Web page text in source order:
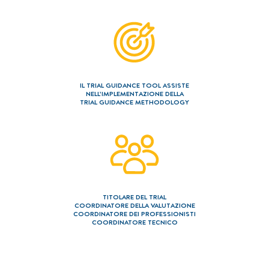
Note
IL TRIAL GUIDANCE TOOL ASSISTE
NELL’IMPLEMENTAZIONE DELLA
TRIAL GUIDANCE METHODOLOGY
TITOLARE DEL TRIAL
COORDINATORE DELLA VALUTAZIONE
COORDINATORE DEI PROFESSIONISTI
COORDINATORE TECNICO